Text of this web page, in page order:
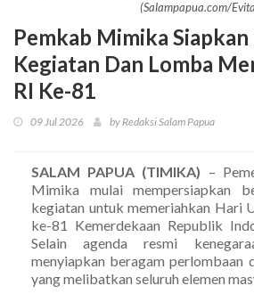
(Salampapua.com/
Pemkab Mimika
Kegiatan Dan Lomba
RI Ke-81
09 Jul 2026 by Redaksi Salam Papua
SALAM PAPUA (TIMIKA) –
Mimika mulai mempersiapkan
kegiatan untuk memeriahkan Hari
ke-81 Kemerdekaan Republik
Selain agenda resmi
menyiapkan beragam perlombaan
yang melibatkan seluruh elemen